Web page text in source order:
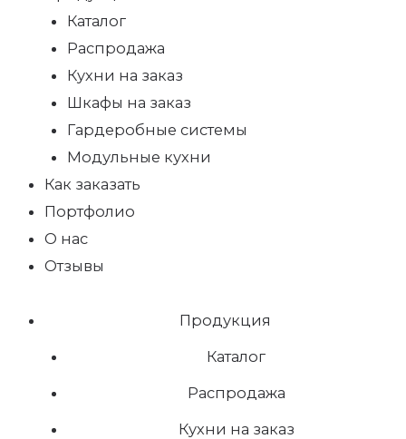
Каталог
Распродажа
Кухни на заказ
Шкафы на заказ
Гардеробные системы
Модульные кухни
Как заказать
Портфолио
О нас
Отзывы
Продукция
Каталог
Распродажа
Кухни на заказ